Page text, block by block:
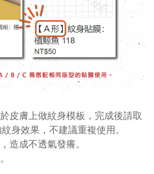
皮膚上做紋身模板，完成後請取
身效果，不建議重複使用。
造成不透氣發癢。